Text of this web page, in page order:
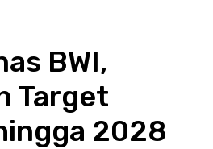
BWI,
Target
2028